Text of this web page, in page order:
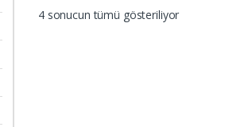
4 sonucun tümü gösteriliyor